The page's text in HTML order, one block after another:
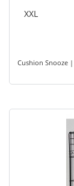
XXL
Cushion Snooze